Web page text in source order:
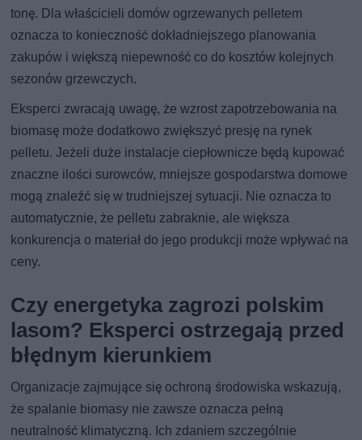
tonę. Dla właścicieli domów ogrzewanych pelletem
oznacza to konieczność dokładniejszego planowania
zakupów i większą niepewność co do kosztów kolejnych
sezonów grzewczych.
Eksperci zwracają uwagę, że wzrost zapotrzebowania na
biomasę może dodatkowo zwiększyć presję na rynek
pelletu. Jeżeli duże instalacje ciepłownicze będą kupować
znaczne ilości surowców, mniejsze gospodarstwa domowe
mogą znaleźć się w trudniejszej sytuacji. Nie oznacza to
automatycznie, że pelletu zabraknie, ale większa
konkurencja o materiał do jego produkcji może wpływać na
ceny.
Czy energetyka zagrozi polskim
lasom? Eksperci ostrzegają przed
błędnym kierunkiem
Organizacje zajmujące się ochroną środowiska wskazują,
że spalanie biomasy nie zawsze oznacza pełną
neutralność klimatyczną. Ich zdaniem szczególnie